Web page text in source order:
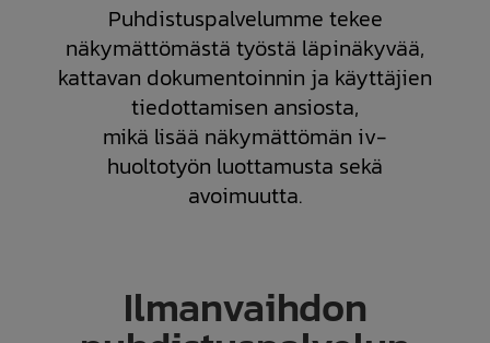
Puhdistuspalvelumme tekee
näkymättömästä työstä läpinäkyvää,
kattavan dokumentoinnin ja käyttäjien
tiedottamisen ansiosta,
mikä lisää näkymättömän iv-
huoltotyön luottamusta sekä
avoimuutta.
Ilmanvaihdon